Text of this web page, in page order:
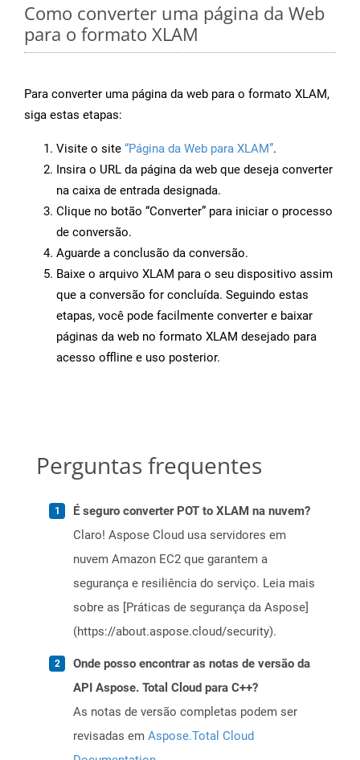
Como converter uma página da Web
para o formato XLAM
Para converter uma página da web para o formato XLAM,
siga estas etapas:
Visite o site “Página da Web para XLAM”.
Insira o URL da página da web que deseja converter
na caixa de entrada designada.
Clique no botão “Converter” para iniciar o processo
de conversão.
Aguarde a conclusão da conversão.
Baixe o arquivo XLAM para o seu dispositivo assim
que a conversão for concluída. Seguindo estas
etapas, você pode facilmente converter e baixar
páginas da web no formato XLAM desejado para
acesso offline e uso posterior.
Perguntas frequentes
É seguro converter POT to XLAM na nuvem?
Claro! Aspose Cloud usa servidores em
nuvem Amazon EC2 que garantem a
segurança e resiliência do serviço. Leia mais
sobre as [Práticas de segurança da Aspose]
(https://about.aspose.cloud/security).
Onde posso encontrar as notas de versão da
API Aspose. Total Cloud para C++?
As notas de versão completas podem ser
revisadas em Aspose.Total Cloud